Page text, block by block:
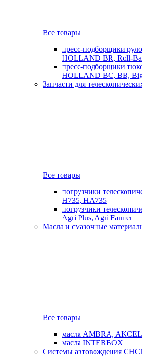
Все товары
пресс-подборщики
HOLLAND BR, Roll-
пресс-подборщики
HOLLAND BC, BB,
Запчасти для
Все товары
погрузчики
H735, HA735
погрузчики
Agri Plus, Agri Farmer
Масла и смазочные
Все товары
масла AMBRA,
масла INTERBOX
Системы автовождения